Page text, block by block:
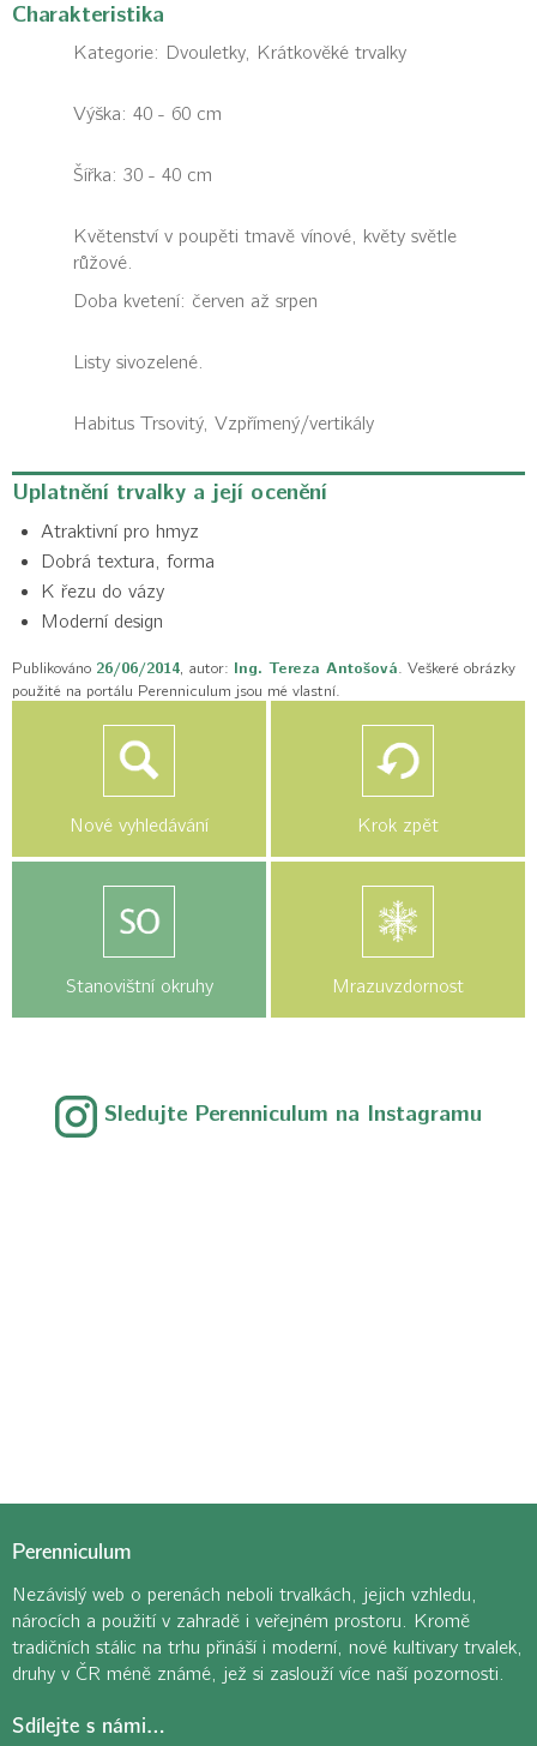
Charakteristika
Kategorie: Dvouletky, Krátkověké trvalky
Výška: 40 - 60 cm
Šířka: 30 - 40 cm
Květenství v poupěti tmavě vínové, květy světle
růžové.
Doba kvetení: červen až srpen
Listy sivozelené.
Habitus Trsovitý, Vzpřímený/vertikály
Uplatnění trvalky a její ocenění
Atraktivní pro hmyz
Dobrá textura, forma
K řezu do vázy
Moderní design
Publikováno 26/06/2014, autor: Ing. Tereza Antošová. Veškeré obrázky
použité na portálu Perenniculum jsou mé vlastní.
Nové vyhledávání Krok zpět
Stanovištní okruhy Mrazuvzdornost
Sledujte Perenniculum na Instagramu
Perenniculum
Nezávislý web o perenách neboli trvalkách, jejich vzhledu,
nárocích a použití v zahradě i veřejném prostoru. Kromě
tradičních stálic na trhu přináší i moderní, nové kultivary trvalek,
druhy v ČR méně známé, jež si zaslouží více naší pozornosti.
Sdílejte s námi…